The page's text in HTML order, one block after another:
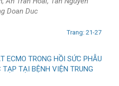
Doan Duc
Trang: 21-27
ECMO TRONG HỒI SỨC PHẪU
TẠI BỆNH VIỆN TRUNG